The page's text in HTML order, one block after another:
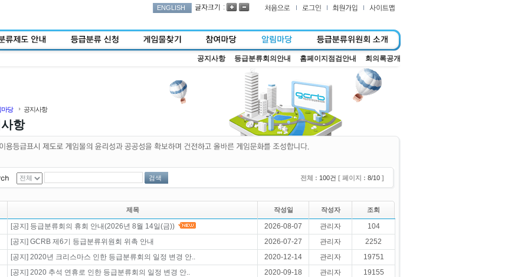
ENGLISH :
공지사항 등급분류회의안내 홈페이지점검안내 회의록공개
마당 공지사항
항
검색 전체 : 100건 [ 페이지 : 8/10 ]
제목 작성일 작성자 조회
[공지] 등급분류회의 휴회 안내(2026년 8월 14일(금)) 2026-08-07 관리자
104
[공지] GCRB 제6기 등급분류위원회 위촉 안내
2026-07-27 관리자
2252
[공지] 2020년 크리스마스 인한 등급분류회의 일정 변경 안.. 2020-12-14 관리자
19751
[공지] 2020 추석 연휴로 인한 등급분류회의 일정 변경 안.. 2020-09-18 관리자
19155